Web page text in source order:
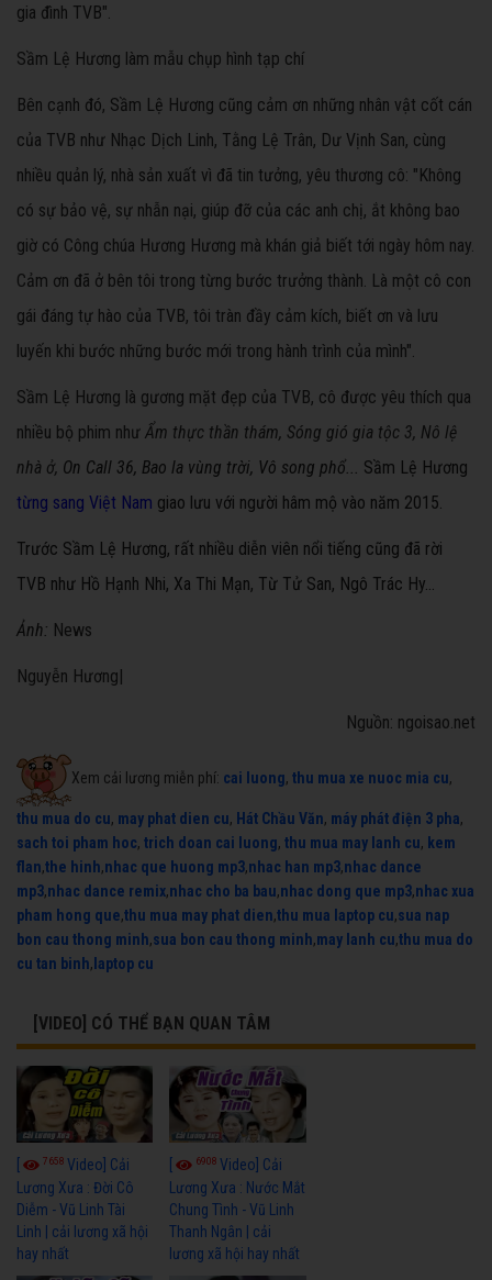
gia đình TVB".
Sầm Lệ Hương làm mẫu chụp hình tạp chí
Bên cạnh đó, Sầm Lệ Hương cũng cảm ơn những nhân vật cốt cán
của TVB như Nhạc Dịch Linh, Tằng Lệ Trân, Dư Vịnh San, cùng
nhiều quản lý, nhà sản xuất vì đã tin tưởng, yêu thương cô: "Không
có sự bảo vệ, sự nhẫn nại, giúp đỡ của các anh chị, ắt không bao
giờ có Công chúa Hương Hương mà khán giả biết tới ngày hôm nay.
Cảm ơn đã ở bên tôi trong từng bước trưởng thành. Là một cô con
gái đáng tự hào của TVB, tôi tràn đầy cảm kích, biết ơn và lưu
luyến khi bước những bước mới trong hành trình của mình".
Sầm Lệ Hương là gương mặt đẹp của TVB, cô được yêu thích qua
nhiều bộ phim như Ẩm thực thần thám, Sóng gió gia tộc 3, Nô lệ
nhà ở, On Call 36, Bao la vùng trời, Vô song phổ... Sầm Lệ Hương
từng sang Việt Nam giao lưu với người hâm mộ vào năm 2015.
Trước Sầm Lệ Hương, rất nhiều diễn viên nổi tiếng cũng đã rời
TVB như Hồ Hạnh Nhi, Xa Thi Mạn, Từ Tử San, Ngô Trác Hy...
Ảnh: News
Nguyễn Hương|
Nguồn: ngoisao.net
Xem cải lương miễn phí: cai luong, thu mua xe nuoc mia cu,
thu mua do cu, may phat dien cu, Hát Chầu Văn, máy phát điện 3 pha,
sach toi pham hoc, trich doan cai luong, thu mua may lanh cu, kem
flan,the hinh,nhac que huong mp3,nhac han mp3,nhac dance
mp3,nhac dance remix,nhac cho ba bau,nhac dong que mp3,nhac xua
pham hong que,thu mua may phat dien,thu mua laptop cu,sua nap
bon cau thong minh,sua bon cau thong minh,may lanh cu,thu mua do
cu tan binh, laptop cu
[VIDEO] CÓ THỂ BẠN QUAN TÂM
7658 Video] Cải
Lương Xưa : Đời Cô
Diễm - Vũ Linh Tài
Linh | cải lương xã hội
hay nhất
6908Video] Cải
Lương Xưa : Nước Mắt
Chung Tình - Vũ Linh
Thanh Ngân | cải
lương xã hội hay nhất